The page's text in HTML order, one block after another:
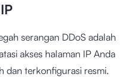
serangan DDoS adalah
akses halaman IP Anda
dan terkonfigurasi resmi.